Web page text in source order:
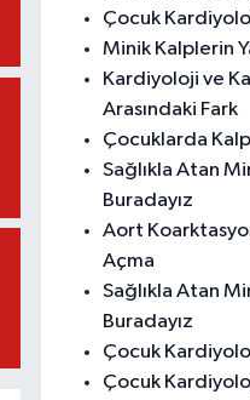
Çocuk
Minik Kalplerin
Kardiyoloji ve
Arasındaki Fark
Çocuklarda Kalp
Sağlıkla Atan
Buradayız
Aort
Açma
Sağlıkla Atan
Buradayız
Çocuk
Çocuk